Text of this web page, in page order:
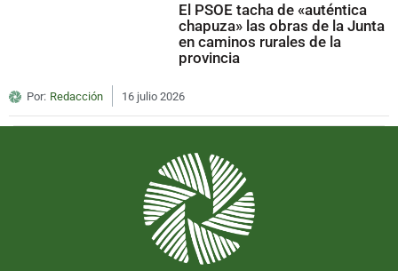
El PSOE tacha de «auténtica
chapuza» las obras de la Junta
en caminos rurales de la
provincia
Por: Redacción 16 julio 2026